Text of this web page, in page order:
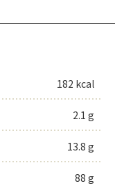
182 kcal
2.1 g
13.8 g
88 g